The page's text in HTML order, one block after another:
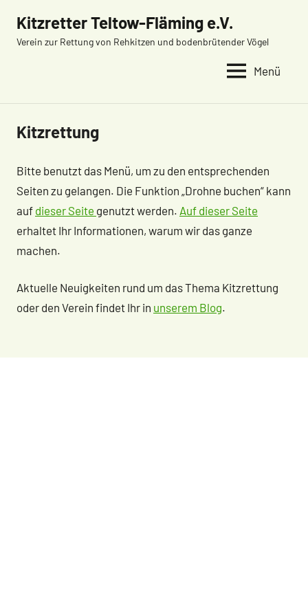
Inhalt
springen
Kitzretter Teltow-Fläming e.V.
Verein zur Rettung von Rehkitzen und bodenbrütender Vögel
Menü
Kitzrettung
Bitte benutzt das Menü, um zu den entsprechenden
Seiten zu gelangen. Die Funktion „Drohne buchen“ kann
auf dieser Seite genutzt werden. Auf dieser Seite
erhaltet Ihr Informationen, warum wir das ganze
machen.
Aktuelle Neuigkeiten rund um das Thema Kitzrettung
oder den Verein findet Ihr in unserem Blog.